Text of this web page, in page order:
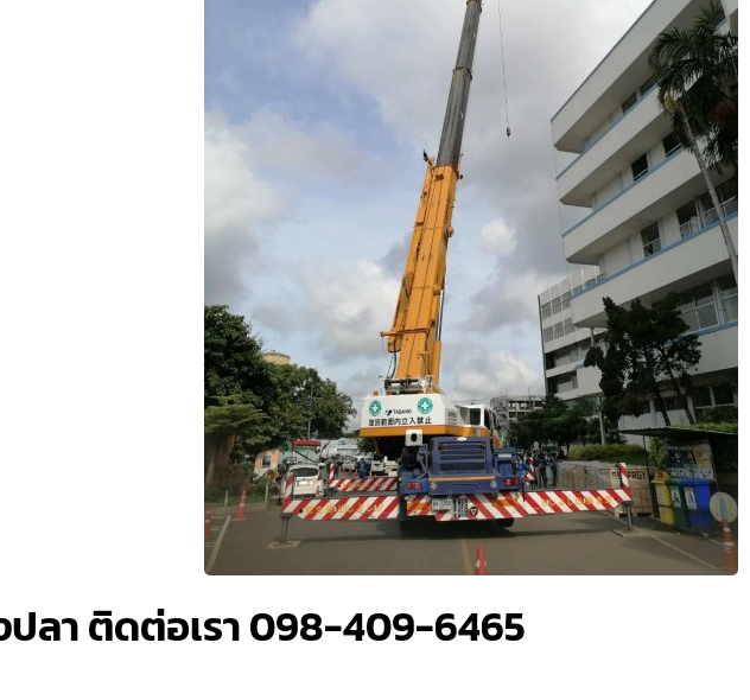
ปลา ติดต่อเรา 098-409-6465